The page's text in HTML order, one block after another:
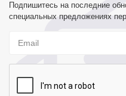
Подпишитесь на последние
специальных предложениях